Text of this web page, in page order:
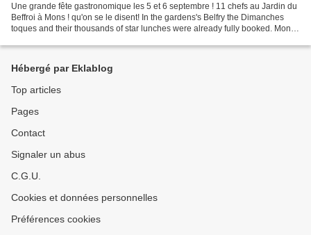
Une grande fête gastronomique les 5 et 6 septembre ! 11 chefs au Jardin du
Beffroi à Mons ! qu'on se le disent! In the gardens's Belfry the Dimanches
toques and their thousands of star lunches were already fully booked. Mons
Hébergé par Eklablog
Top articles
Pages
Contact
Signaler un abus
C.G.U.
Cookies et données personnelles
Préférences cookies